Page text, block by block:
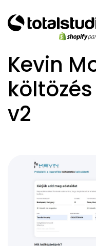
Kevin
v2